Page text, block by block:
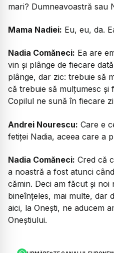
mari? Dumneavoastră sau
Mama Nadiei: Eu, eu, da.
Nadia Comăneci: Ea are
vin și plânge de fiecare
plânge, dar zic: trebuie să
că trebuie să mulțumesc și
Copilul ne sună în fiecare
Andrei Nourescu: Care e
fetiței Nadia, aceea care a
Nadia Comăneci: Cred că
a noastră a fost atunci
cămin. Deci am făcut și noi
bineînțeles, mai multe, dar
aici, la Onești, ne aducem
Oneștiului.